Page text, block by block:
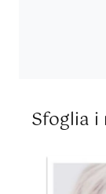
Sfoglia